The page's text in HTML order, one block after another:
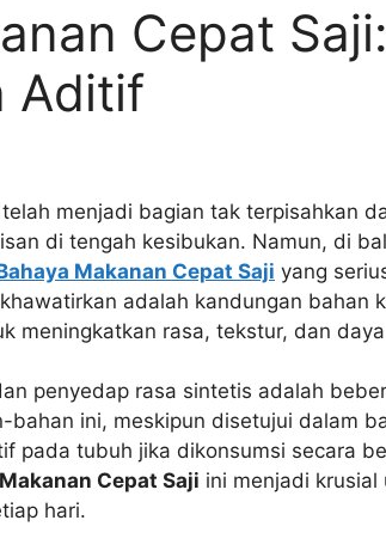
Cepat
Aditif
menjadi bagian tak terpisahkan
di tengah kesibukan. Namun, di
Makanan Cepat Saji yang
adalah kandungan bahan
meningkatkan rasa, tekstur, dan
penyedap rasa sintetis adalah
bahan ini, meskipun disetujui dalam
pada tubuh jika dikonsumsi secara
Cepat Saji ini menjadi
hari.